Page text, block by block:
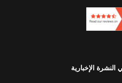
الإخبارية